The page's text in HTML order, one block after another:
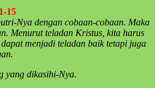
15
Nya dengan cobaan-cobaan. Maka
Menurut teladan Kristus, kita harus
menjadi teladan baik tetapi juga
yang dikasihi-Nya.